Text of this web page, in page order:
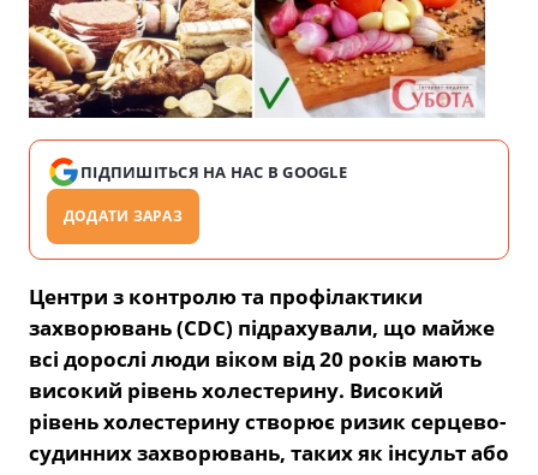
ПІДПИШІТЬСЯ НА НАС В GOOGLE
ДОДАТИ ЗАРАЗ
Центри з контролю та профілактики
захворювань (CDC) підрахували, що майже
всі дорослі люди віком від 20 років мають
високий рівень холестерину. Високий
рівень холестерину створює ризик серцево-
судинних захворювань, таких як інсульт або